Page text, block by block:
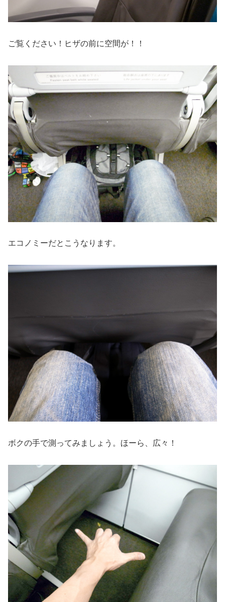
ご覧ください！ヒザの前に空間が！！
エコノミーだとこうなります。
ボクの手で測ってみましょう。ほーら、広々！